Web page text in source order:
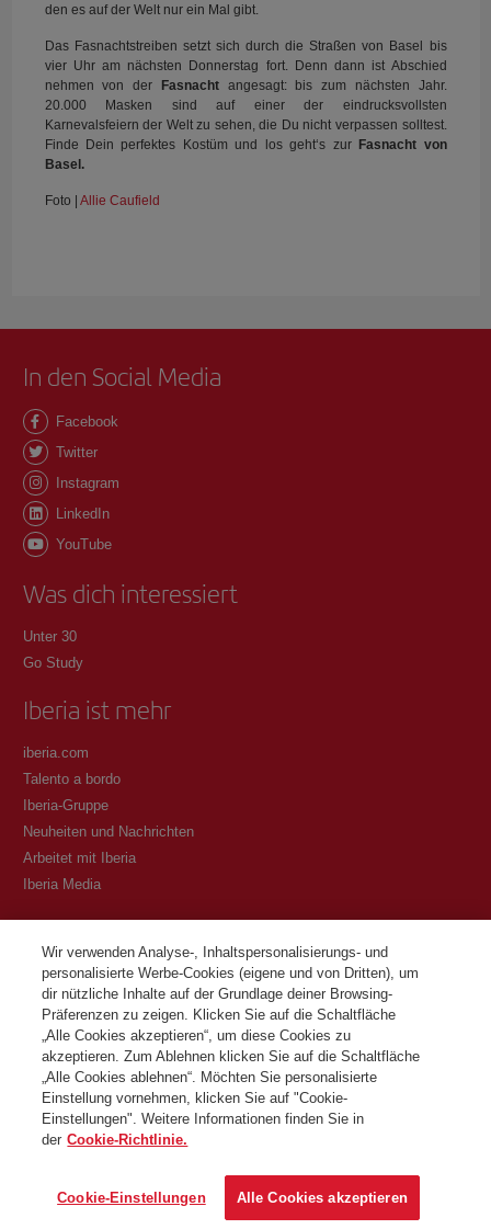
den es auf der Welt nur ein Mal gibt.
Das Fasnachtstreiben setzt sich durch die Straßen von Basel bis
vier Uhr am nächsten Donnerstag fort. Denn dann ist Abschied
nehmen von der Fasnachtangesagt: bis zum nächsten Jahr.
20.000 Masken sind auf einer der eindrucksvollsten
Karnevalsfeiern der Welt zu sehen, die Du nicht verpassen solltest.
Finde Dein perfektes Kostüm und los geht‘s zur Fasnacht von
Basel.
Foto | Allie Caufield
In den Social Media
Facebook
Twitter
Instagram
LinkedIn
YouTube
Was dich interessiert
Unter 30
Go Study
Iberia ist mehr
iberia.com
Talento a bordo
Iberia-Gruppe
Neuheiten und Nachrichten
Arbeitet mit Iberia
Iberia Media
Allgemeine Geschäftsbedingungen des Iberia Club Programms
Bedingungen für die Registrierung auf iberia.com
Richtlinien zum Schutz personenbezogener Daten
Cookie-Richtlinie und -Verwaltung
Kontaktiere
©Iberia Joven 2026. Alle Rechte vorbehalten.
Wir verwenden Analyse-, Inhaltspersonalisierungs- und
personalisierte Werbe-Cookies (eigene und von Dritten), um
dir nützliche Inhalte auf der Grundlage deiner Browsing-
Präferenzen zu zeigen. Klicken Sie auf die Schaltfläche
„Alle Cookies akzeptieren“, um diese Cookies zu
akzeptieren. Zum Ablehnen klicken Sie auf die Schaltfläche
„Alle Cookies ablehnen“. Möchten Sie personalisierte
Einstellung vornehmen, klicken Sie auf "Cookie-
Einstellungen". Weitere Informationen finden Sie in
der Cookie-Richtlinie.
Cookie-Einstellungen Alle Cookies akzeptieren